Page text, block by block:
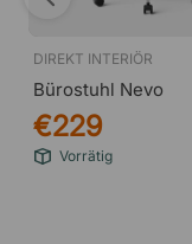
DIREKT INTERIÖR
Bürostuhl Nevo
€229
Vorrätig